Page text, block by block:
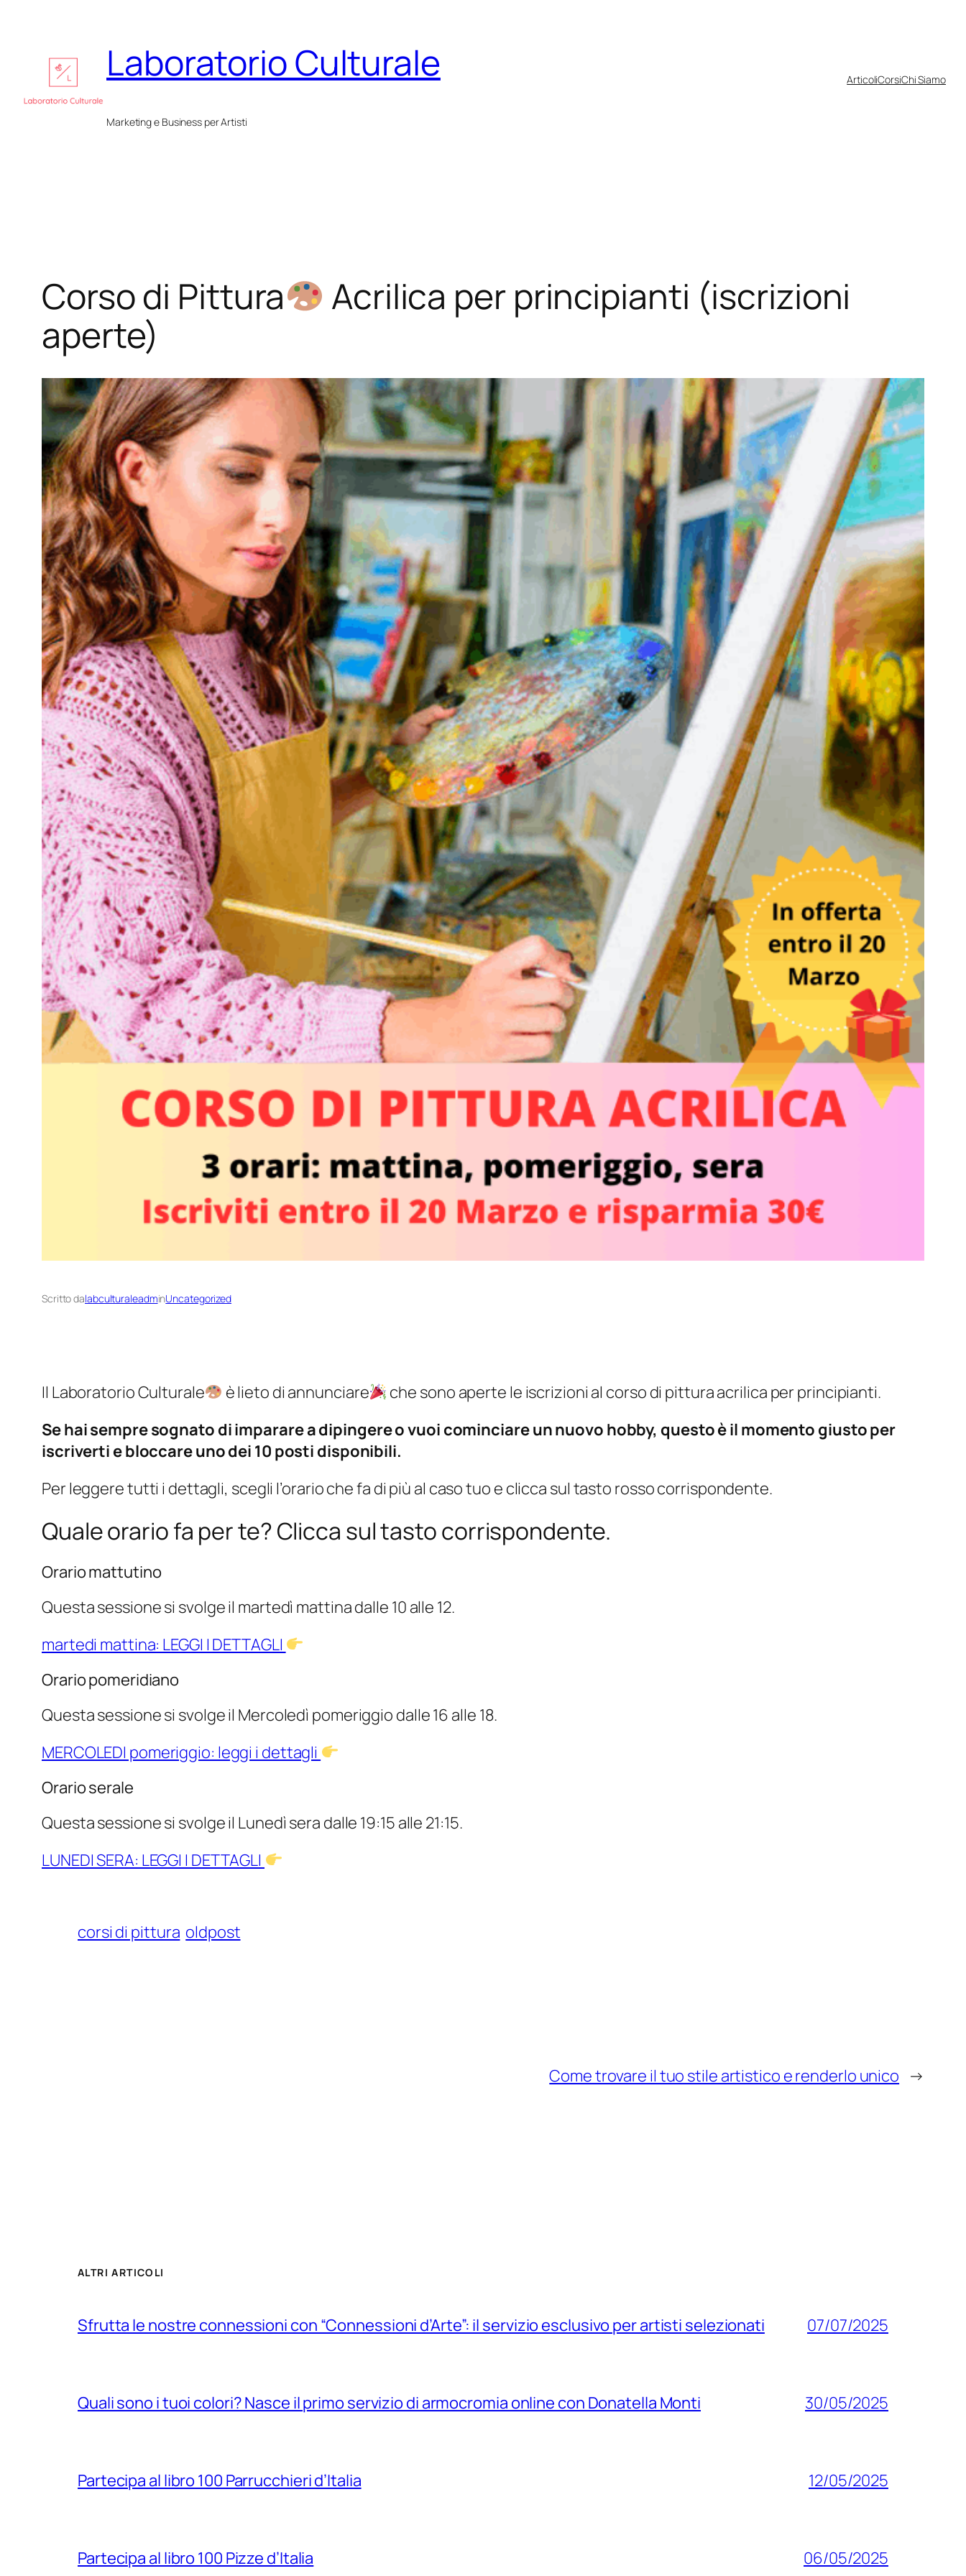
contenuto
Laboratorio Culturale
Marketing e Business per Artisti
ArticoliCorsiChi Siamo
Corso di Pittura
Acrilica per principianti (iscrizioni
aperte)
Scritto dalabculturaleadminUncategorized
Il Laboratorio Culturale è lieto di annunciare
che sono aperte le iscrizioni al corso di pittura acrilica per principianti.
Se hai sempre sognato di imparare a dipingere o vuoi cominciare un nuovo hobby, questo è il momento giusto per
iscriverti e bloccare uno dei 10 posti disponibili.
Per leggere tutti i dettagli, scegli l’orario che fa di più al caso tuo e clicca sul tasto rosso corrispondente.
Quale orario fa per te? Clicca sul tasto corrispondente.
Orario mattutino
Questa sessione si svolge il martedì mattina dalle 10 alle 12.
martedi mattina: LEGGI I DETTAGLI
Orario pomeridiano
Questa sessione si svolge il Mercoledì pomeriggio dalle 16 alle 18.
MERCOLEDI pomeriggio: leggi i dettagli
Orario serale
Questa sessione si svolge il Lunedì sera dalle 19:15 alle 21:15.
LUNEDI SERA: LEGGI I DETTAGLI
corsi di pittura oldpost
Come trovare il tuo stile artistico e renderlo unico →
ALTRI ARTICOLI
Sfrutta le nostre connessioni con “Connessioni d’Arte”: il servizio esclusivo per artisti selezionati 07/07/2025
Quali sono i tuoi colori? Nasce il primo servizio di armocromia online con Donatella Monti 30/05/2025
Partecipa al libro 100 Parrucchieri d’Italia 12/05/2025
Partecipa al libro 100 Pizze d’Italia 06/05/2025